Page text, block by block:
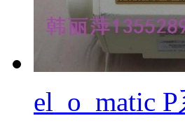
德国 Acla-